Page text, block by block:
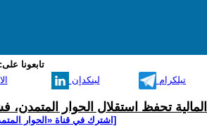
تابعونا على:
لينكدإن تيلكرام
تحفظ استقلال الحوار
[اشترك في قناة ‫«الحوار